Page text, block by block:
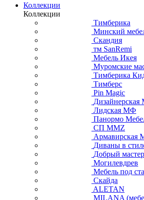
Коллекции
Коллекции
Тимберика
Минский
Скандия
тм SanRemi
Мебель Икея
Муромские
Тимберика
Тимберс
Pin Magic
Дизайнерская
Лидская МФ
Панормо
СП ММZ
Армавирская
Диваны в
Добрый мастер
Могилевдрев
Мебель под
Скайда
ALETAN
MILANA